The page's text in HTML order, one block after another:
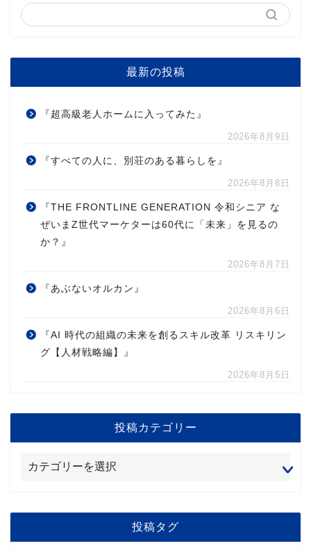
最新の投稿
『超高級老人ホームに入ってみた』
2026年8月9日
『すべての人に、別荘のある暮らしを』
2026年8月8日
『THE FRONTLINE GENERATION 令和シニア な
ぜいまZ世代マーケターは60代に「未来」を見るの
か？』
2026年8月7日
『あぶないオルカン』
2026年8月6日
『AI 時代の組織の未来を創るスキル改革 リスキリン
グ【人材戦略編】』
2026年8月5日
投稿カテゴリー
投稿タグ